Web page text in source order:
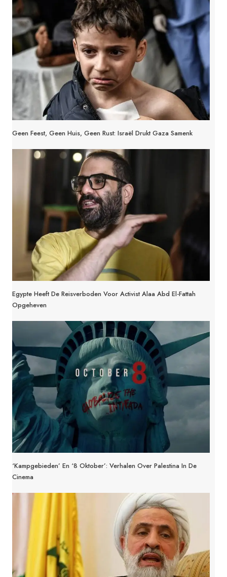
Geen Feest, Geen Huis, Geen Rust: Israël Drukt Gaza Samenk
Egypte Heeft De Reisverboden Voor Activist Alaa Abd El-Fattah
Opgeheven
‘Kampgebieden’ En ‘8 Oktober’: Verhalen Over Palestina In De
Cinema